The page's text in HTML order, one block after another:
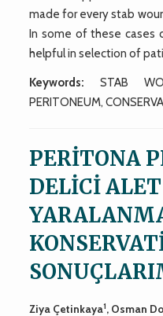
made for every stab
In some of these cases
helpful in selection of
Keywords: STAB
PERITONEUM,
PERİTONA
DELİCİ ALET
Ziya Çetinkaya1, Osman